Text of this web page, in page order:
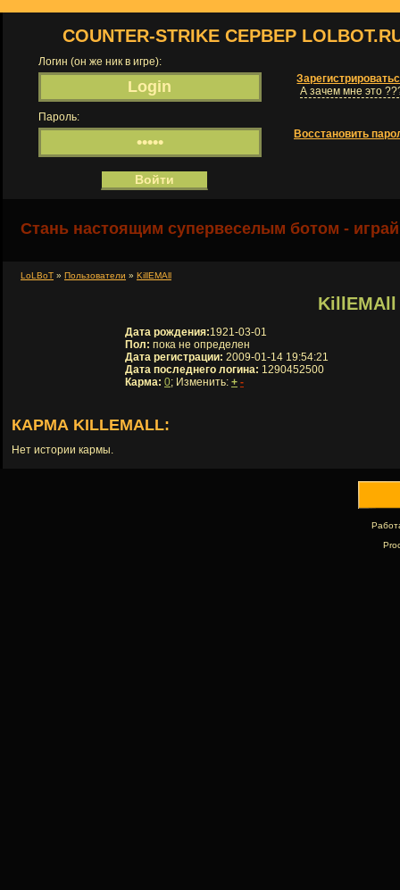
COUNTER-STRIKE СЕРВЕР
Логин (он же ник в игре):
А зачем мне это
Пароль:
Восстановить
Стань настоящим супервеселым ботом -
LoLBoT » Пользователи » KillEMAll
KillEMAll
Дата рождения:1921-03-01
Пол: пока не определен
Дата регистрации: 2009-01-14 19:54:21
Дата последнего логина: 1290452500
Карма: 0; Изменить: + -
КАРМА KILLEMALL:
Нет истории кармы.